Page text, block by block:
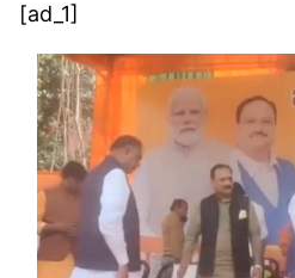
[ad_1]